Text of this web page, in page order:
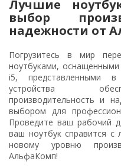
Лучшие
выбор
надежности от
Погрузитесь в мир
ноутбуками,
i5, представленными
устройства
производительность и
выбором для
Проведите ваш рабочий
ваш ноутбук справится
новому уровню
АльфаКомп!